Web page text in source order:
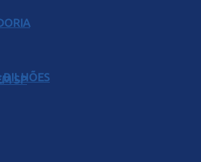
BILHÕES
SP